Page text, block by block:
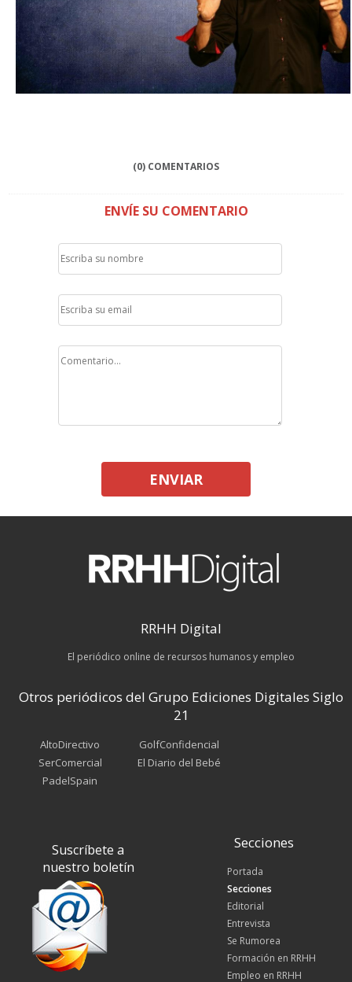
(0) COMENTARIOS
ENVÍE SU COMENTARIO
ENVIAR
RRHH Digital
El periódico online de recursos humanos y empleo
Otros periódicos del Grupo Ediciones Digitales Siglo
21
AltoDirectivo
SerComercial
PadelSpain
GolfConfidencial
El Diario del Bebé
Suscríbete a
nuestro boletín
Secciones
Portada
Secciones
Editorial
Entrevista
Se Rumorea
Formación en RRHH
Empleo en RRHH